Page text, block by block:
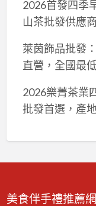
2026首發四季
山茶批發供應
萊茵飾品批發
直營，全國最
2026樂菁茶業
批發首選，產
美食伴手禮推薦網